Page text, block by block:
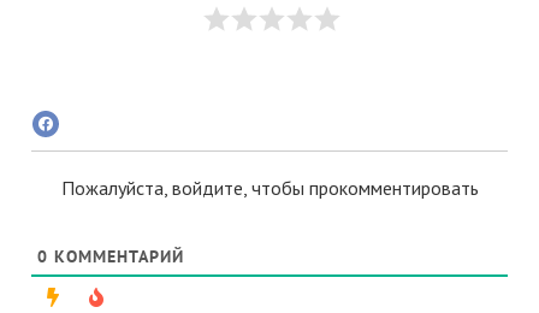
Пожалуйста, войдите, чтобы прокомментировать
0 КОММЕНТАРИЙ